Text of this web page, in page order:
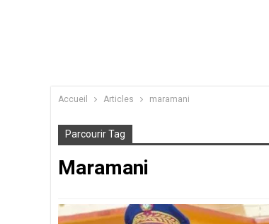
Accueil Articles maramani
Parcourir Tag
Maramani